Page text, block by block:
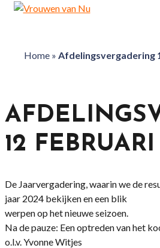
Home» Afdelingsvergadering
12 FEBRUARI
De Jaarvergadering, waarin we de
jaar 2024 bekijken en een blik
werpen op het nieuwe seizoen.
Na de pauze: Een optreden van het
o.l.v. Yvonne Witjes